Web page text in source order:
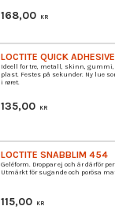
168,00 KR
LOCTITE QUICK
Ideell for tre, metall, skinn, gummi,
plast. Festes på sekunder. Ny lue
i røret.
135,00 KR
LOCTITE SNABBLIM 454
Geléform. Droppar ej och är därför
Utmärkt för sugande och porösa
115,00 KR